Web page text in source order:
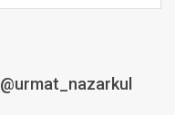
@urmat_nazarkul